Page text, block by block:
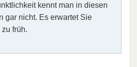
kennt man in diesen
gar nicht. Es erwartet Sie
früh.